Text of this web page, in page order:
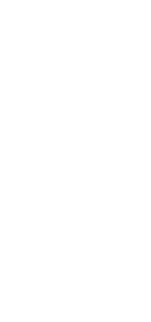
fabriquée par
un apport
des eaux plates, le
l'Allemand. Et
les besoins
de boire.
de faiblesse : les
et certains
: la carence